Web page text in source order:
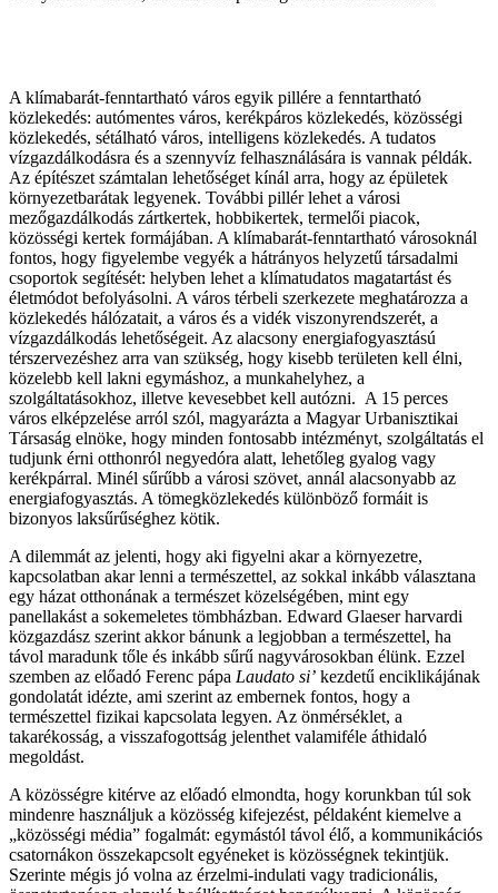
A klímabarát-fenntartható város egyik pillére a fenntartható
közlekedés: autómentes város, kerékpáros közlekedés, közösségi
közlekedés, sétálható város, intelligens közlekedés. A tudatos
vízgazdálkodásra és a szennyvíz felhasználására is vannak példák.
Az építészet számtalan lehetőséget kínál arra, hogy az épületek
környezetbarátak legyenek. További pillér lehet a városi
mezőgazdálkodás zártkertek, hobbikertek, termelői piacok,
közösségi kertek formájában. A klímabarát-fenntartható városoknál
fontos, hogy figyelembe vegyék a hátrányos helyzetű társadalmi
csoportok segítését: helyben lehet a klímatudatos magatartást és
életmódot befolyásolni. A város térbeli szerkezete meghatározza a
közlekedés hálózatait, a város és a vidék viszonyrendszerét, a
vízgazdálkodás lehetőségeit. Az alacsony energiafogyasztású
térszervezéshez arra van szükség, hogy kisebb területen kell élni,
közelebb kell lakni egymáshoz, a munkahelyhez, a
szolgáltatásokhoz, illetve kevesebbet kell autózni. A 15 perces
város elképzelése arról szól, magyarázta a Magyar Urbanisztikai
Társaság elnöke, hogy minden fontosabb intézményt, szolgáltatás el
tudjunk érni otthonról negyedóra alatt, lehetőleg gyalog vagy
kerékpárral. Minél sűrűbb a városi szövet, annál alacsonyabb az
energiafogyasztás. A tömegközlekedés különböző formáit is
bizonyos laksűrűséghez kötik.
A dilemmát az jelenti, hogy aki figyelni akar a környezetre,
kapcsolatban akar lenni a természettel, az sokkal inkább választana
egy házat otthonának a természet közelségében, mint egy
panellakást a sokemeletes tömbházban. Edward Glaeser harvardi
közgazdász szerint akkor bánunk a legjobban a természettel, ha
távol maradunk tőle és inkább sűrű nagyvárosokban élünk. Ezzel
szemben az előadó Ferenc pápa Laudato si’ kezdetű enciklikájának
gondolatát idézte, ami szerint az embernek fontos, hogy a
természettel fizikai kapcsolata legyen. Az önmérséklet, a
takarékosság, a visszafogottság jelenthet valamiféle áthidaló
megoldást.
A közösségre kitérve az előadó elmondta, hogy korunkban túl sok
mindenre használjuk a közösség kifejezést, példaként kiemelve a
„közösségi média” fogalmát: egymástól távol élő, a kommunikációs
csatornákon összekapcsolt egyéneket is közösségnek tekintjük.
Szerinte mégis jó volna az érzelmi-indulati vagy tradicionális,